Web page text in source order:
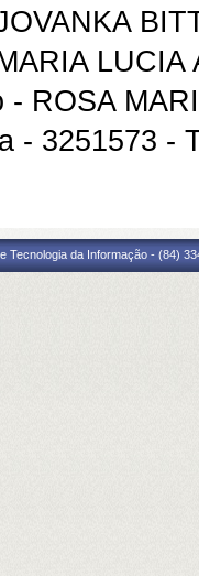
ROSA
- 3251573 -
Tecnologia da Informação - (84)